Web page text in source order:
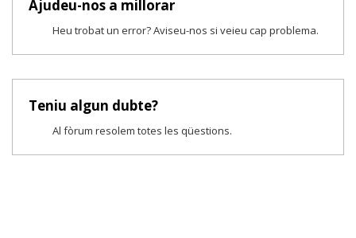
Ajudeu-nos a millorar
Heu trobat un error? Aviseu-nos si veieu cap problema.
Teniu algun dubte?
Al fòrum resolem totes les qüestions.